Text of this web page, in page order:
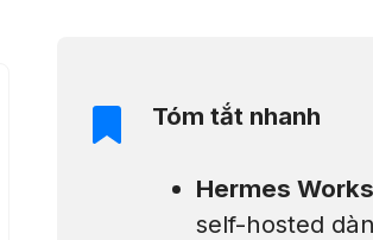
Tóm tắt nhanh
Hermes
self-hosted